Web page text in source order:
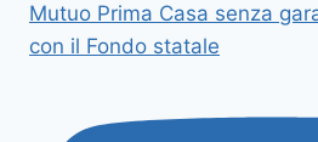
Mutuo Prima Casa senza
con il Fondo statale